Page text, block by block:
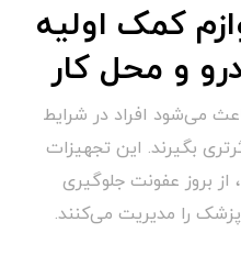
کمک اولیه
و محل کار
می‌شود افراد در شرایط
بگیرند. این تجهیزات
بروز عفونت جلوگیری
را مدیریت می‌کنند.